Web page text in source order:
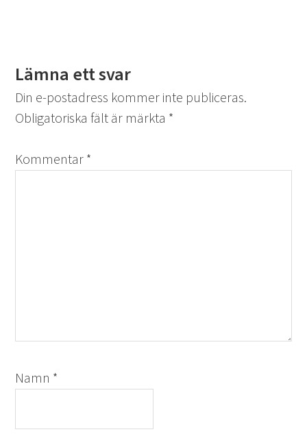
Lämna ett svar
Din e-postadress kommer inte publiceras.
Obligatoriska fält är märkta *
Kommentar*
Namn *